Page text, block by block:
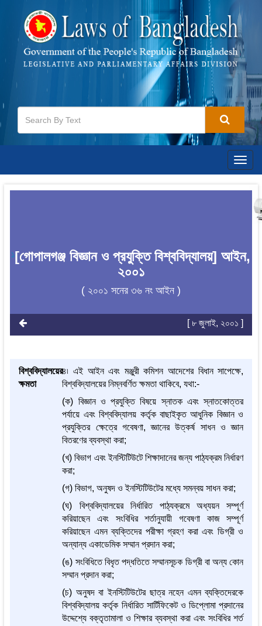
1[গোপালগঞ্জ বিজ্ঞান ও প্রযুক্তি বিশ্ববিদ্যালয়] আইন,
২০০১
( ২০০১ সনের ৩৬ নং আইন )
[ ৮ জুলাই, ২০০১ ]
বিশ্ববিদ্যালয়ের
ক্ষমতা
৪৷ এই আইন এবং মঞ্জুরী কমিশন আদেশের বিধান সাপেক্ষে,
বিশ্ববিদ্যালয়ের নিম্নবর্ণিত ক্ষমতা থাকিবে, যথা:-
(ক) বিজ্ঞান ও প্রযুক্তি বিষয়ে স্নাতক এবং স্নাতকোত্তর
পর্যায়ে এবং বিশ্ববিদ্যালয় কর্তৃক বাছাইকৃত আধুনিক বিজ্ঞান ও
প্রযুক্তির ক্ষেত্রে গবেষণা, জ্ঞানের উত্কর্ষ সাধন ও জ্ঞান
বিতরণের ব্যবস্থা করা;
(খ) বিভাগ এবং ইনস্টিটিউটে শিক্ষাদানের জন্য পাঠ্যক্রম নির্ধারণ
করা;
(গ) বিভাগ, অনুষদ ও ইনস্টিটিউটের মধ্যে সমন্বয় সাধন করা;
(ঘ) বিশ্ববিদ্যালয়ের নির্ধারিত পাঠ্যক্রমে অধ্যয়ন সম্পূর্ণ
করিয়াছেন এবং সংবিধির শর্তানুযায়ী গবেষণা কাজ সম্পূর্ণ
করিয়াছেন এমন ব্যক্তিদের পরীক্ষা গ্রহণ করা এবং ডিগ্রী ও
অন্যান্য একাডেমিক সম্মান প্রদান করা;
(ঙ) সংবিধিতে বিধৃত পদ্ধতিতে সম্মানসূচক ডিগ্রী বা অন্য কোন
সম্মান প্রদান করা;
(চ) অনুষদ বা ইনস্টিটিউটের ছাত্র নহেন এমন ব্যক্তিদেরকে
বিশ্ববিদ্যালয় কর্তৃক নির্ধারিত সার্টিফিকেট ও ডিপ্লোমা প্রদানের
উদ্দেশ্যে বক্তৃতামালা ও শিক্ষার ব্যবস্থা করা এবং সংবিধির শর্ত